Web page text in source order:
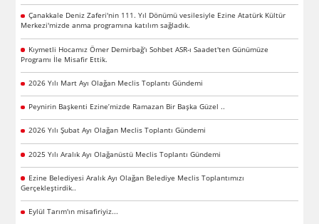
Çanakkale Deniz Zaferi'nin 111. Yıl Dönümü vesilesiyle Ezine Atatürk Kültür
Merkezi'mizde anma programına katılım sağladık.
Kıymetli Hocamız Ömer Demirbağ'ı Sohbet ASR-ı Saadet'ten Günümüze
Programı İle Misafir Ettik.
2026 Yılı Mart Ayı Olağan Meclis Toplantı Gündemi
Peynirin Başkenti Ezine’mizde Ramazan Bir Başka Güzel ..
2026 Yılı Şubat Ayı Olağan Meclis Toplantı Gündemi
2025 Yılı Aralık Ayı Olağanüstü Meclis Toplantı Gündemi
Ezine Belediyesi Aralık Ayı Olağan Belediye Meclis Toplantımızı
Gerçekleştirdik..
Eylül Tarım'ın misafiriyiz...